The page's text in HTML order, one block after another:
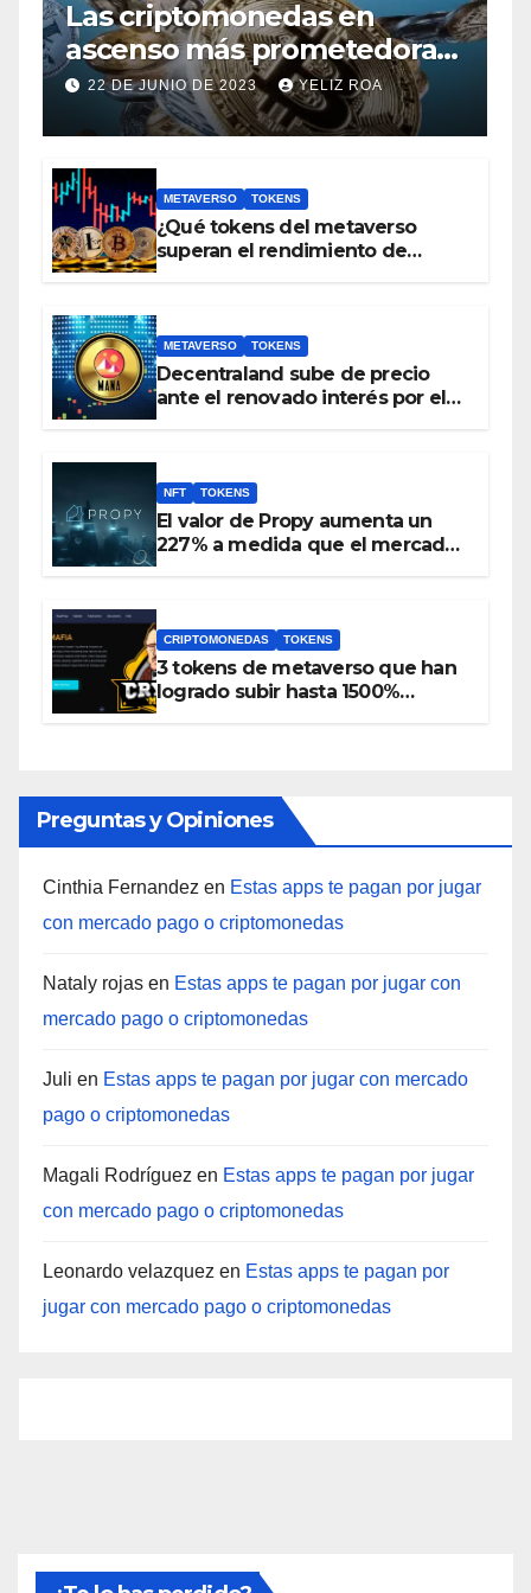
Las criptomonedas en
ascenso más prometedoras,
con un valor inferior a 1 euro
22 DE JUNIO DE 2023 YELIZ ROA
METAVERSO TOKENS
¿Qué tokens del metaverso
superan el rendimiento de
METAVERSO TOKENS
Decentraland sube de precio
ante el renovado interés por el
NFT TOKENS
El valor de Propy aumenta un
227% a medida que el mercado
CRIPTOMONEDAS TOKENS
3 tokens de metaverso que han
logrado subir hasta 1500%
Preguntas y Opiniones
Cinthia Fernandez en Estas apps te pagan por jugar
con mercado pago o criptomonedas
Nataly rojas en Estas apps te pagan por jugar con
mercado pago o criptomonedas
Juli en Estas apps te pagan por jugar con mercado
pago o criptomonedas
Magali Rodríguez en Estas apps te pagan por jugar
con mercado pago o criptomonedas
Leonardo velazquez en Estas apps te pagan por
jugar con mercado pago o criptomonedas